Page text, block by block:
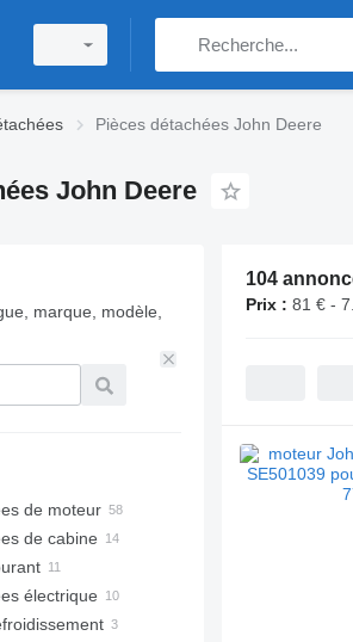
Pièces détachées John Deere
John Deere
marque, modèle,
de moteur
de cabine
navigation
et pièces détachées
électrique
104
Prix : 81 € -